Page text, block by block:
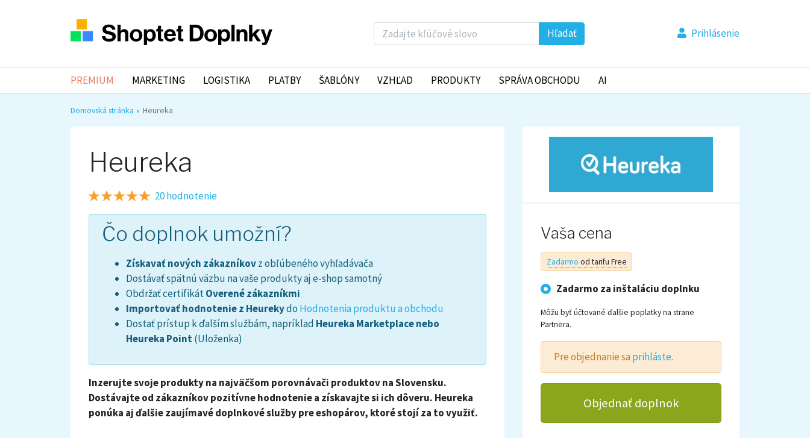
Hľadať Prihlásenie
PREMIUM MARKETING LOGISTIKA PLATBY ŠABLÓNY VZHĽAD PRODUKTY SPRÁVA OBCHODU AI
Domovská stránka Heureka
Heureka
20 hodnotenie
Čo doplnok umožní?
Získavať nových zákazníkovz obľúbeného vyhľadávača
Dostávať spätnú väzbu na vaše produkty aj e-shop samotný
Obdržať certifikátOverené zákazníkmi
Importovať hodnotenie z Heurekydo Hodnotenia produktu a obchodu
Dostať prístup k ďalším službám, napríklad Heureka Marketplace nebo
Heureka Point(Uloženka)
Inzerujte svoje produkty na najväčšom porovnávači produktov na Slovensku.
Dostávajte od zákazníkov pozitívne hodnotenie a získavajte si ich dôveru. Heureka
ponúka aj ďalšie zaujímavé doplnkové služby pre eshopárov, ktoré stojí za to využiť.
Vaša cena
Zadarmo od tarifu Free
Zadarmo za inštaláciu doplnku
Môžu byť účtované ďalšie poplatky na strane
Partnera.
Pre objednanie sa prihláste.
Objednať doplnok